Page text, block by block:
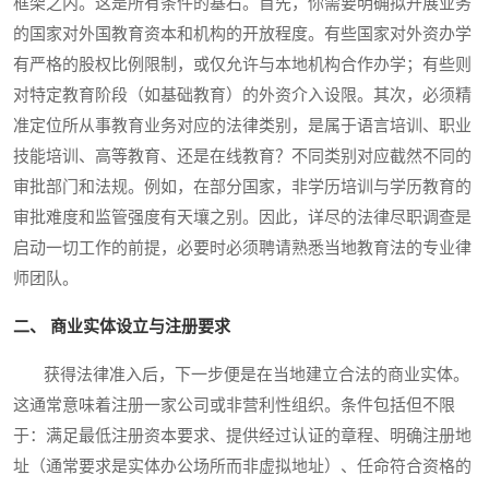
框架之内。这是所有条件的基石。首先，你需要明确拟开展业务
的国家对外国教育资本和机构的开放程度。有些国家对外资办学
有严格的股权比例限制，或仅允许与本地机构合作办学；有些则
对特定教育阶段（如基础教育）的外资介入设限。其次，必须精
准定位所从事教育业务对应的法律类别，是属于语言培训、职业
技能培训、高等教育、还是在线教育？不同类别对应截然不同的
审批部门和法规。例如，在部分国家，非学历培训与学历教育的
审批难度和监管强度有天壤之别。因此，详尽的法律尽职调查是
启动一切工作的前提，必要时必须聘请熟悉当地教育法的专业律
师团队。
二、 商业实体设立与注册要求
获得法律准入后，下一步便是在当地建立合法的商业实体。
这通常意味着注册一家公司或非营利性组织。条件包括但不限
于：满足最低注册资本要求、提供经过认证的章程、明确注册地
址（通常要求是实体办公场所而非虚拟地址）、任命符合资格的